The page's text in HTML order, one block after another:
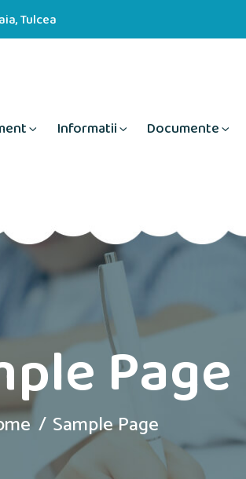
Tulcea
Informatii Documente
Page
Sample Page